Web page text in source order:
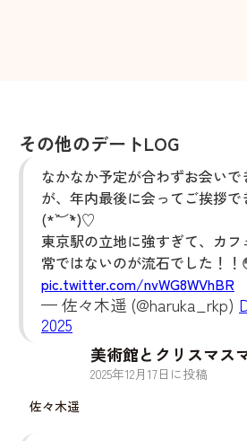
その他のデートLOG
なかなか予定が合わずお会い
が、年内最後に会ってご挨拶
(*´︶`*)♡
東京駅の立地に強すぎて、カ
常ではないのが流石でした！！
pic.twitter.com/nvWG8WVhBR
— 佐々木遥 (@haruka_rkp)
2025
佐々木遥
美術館とクリスマス
2025年12月 17日に投稿